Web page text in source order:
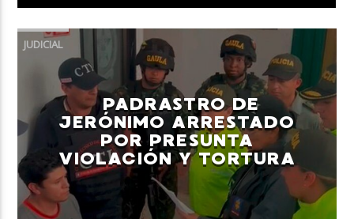
TÍTULO
ARTISTA
Neiva Estereo
JUDICIAL
PADRASTRO DE
JERÓNIMO ARRESTADO
POR PRESUNTA
VIOLACIÓN Y TORTURA